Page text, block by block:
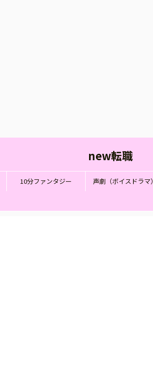
new転職
10分ファンタジー 声劇（ボイスドラマ）